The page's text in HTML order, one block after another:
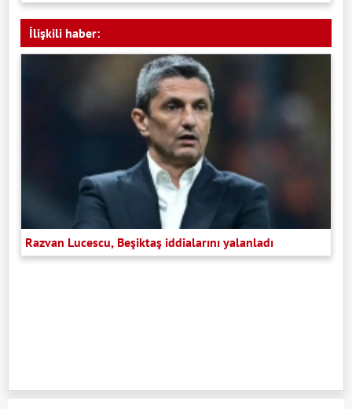
İlişkili haber:
Razvan Lucescu, Beşiktaş iddialarını yalanladı